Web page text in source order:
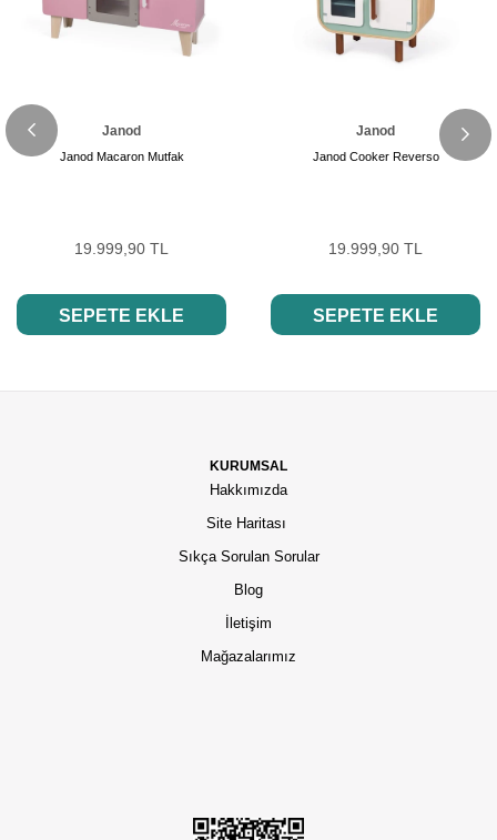
Janod
Janod Macaron Mutfak
19.999,90 TL
SEPETE EKLE
Janod
Janod Cooker Reverso
19.999,90 TL
SEPETE EKLE
KURUMSAL
Hakkımızda
Site Haritası
Sıkça Sorulan Sorular
Blog
İletişim
Mağazalarımız